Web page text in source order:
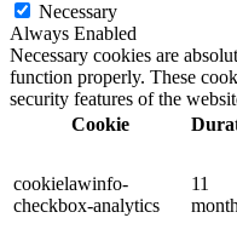
Necessary
Always Enabled
Necessary cookies are
function properly. These
security features of the
Cookie
cookielawinfo-
checkbox-analytics
11